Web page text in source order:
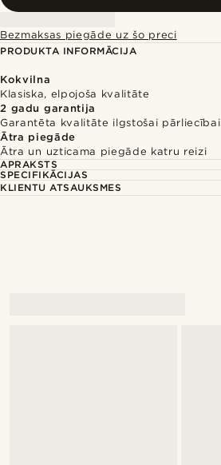
Bezmaksas piegāde uz šo preci
PRODUKTA INFORMĀCIJA
Kokvilna
Klasiska, elpojoša kvalitāte
2 gadu garantija
Garantēta kvalitāte ilgstošai pārliecībai
Ātra piegāde
Ātra un uzticama piegāde katru reizi
APRAKSTS
SPECIFIKĀCIJAS
KLIENTU ATSAUKSMES